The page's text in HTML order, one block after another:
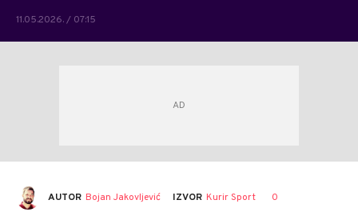
11.05.2026. / 07:15
AUTOR Bojan Jakovljević IZVOR Kurir Sport 0